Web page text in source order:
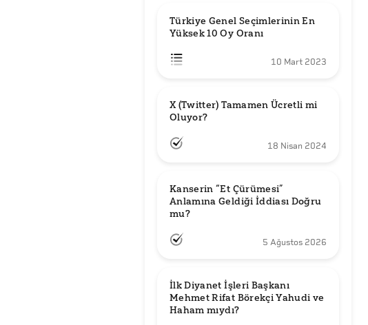
Türkiye Genel Seçimlerinin En
Yüksek 10 Oy Oranı
10 Mart 2023
X (Twitter) Tamamen Ücretli mi
Oluyor?
18 Nisan 2024
Kanserin “Et Çürümesi”
Anlamına Geldiği İddiası Doğru
mu?
5 Ağustos 2026
İlk Diyanet İşleri Başkanı
Mehmet Rifat Börekçi Yahudi ve
Haham mıydı?